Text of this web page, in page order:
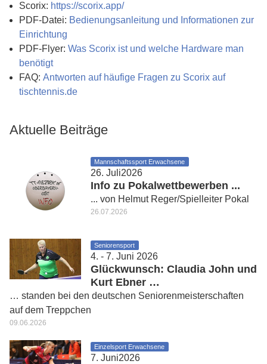
Scorix: https://scorix.app/
PDF-Datei: Bedienungsanleitung und Informationen zur
Einrichtung
PDF-Flyer: Was Scorix ist und welche Hardware man
benötigt
FAQ: Antworten auf häufige Fragen zu Scorix auf
tischtennis.de
Aktuelle Beiträge
Mannschaftssport Erwachsene
26. Juli2026
Info zu Pokalwettbewerben ...
... von Helmut Reger/Spielleiter Pokal
26.07.2026
Seniorensport
4. - 7. Juni 2026
Glückwunsch: Claudia John und
Kurt Ebner …
… standen bei den deutschen Seniorenmeisterschaften
auf dem Treppchen
09.06.2026
Einzelsport Erwachsene
7. Juni2026